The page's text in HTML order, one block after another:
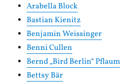
Arabella Block
Bastian Kienitz
Benjamin Weissinger
Benni Cullen
Bernd „Bird Berlin“ Pflaum
Bettsy Bär